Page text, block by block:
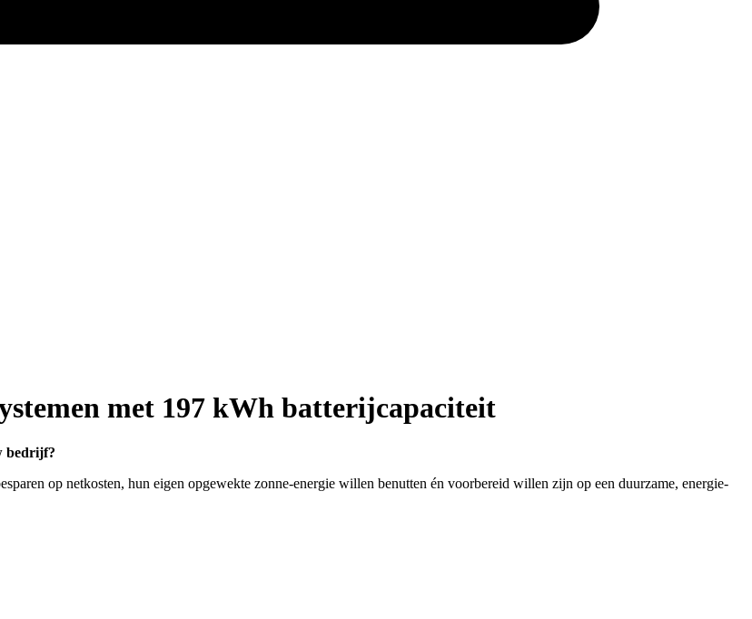
met 197 kWh batterijcapaciteit
bedrijf?
op netkosten, hun eigen opgewekte zonne-energie willen benutten én voorbereid willen zijn op een duurzame, energie-